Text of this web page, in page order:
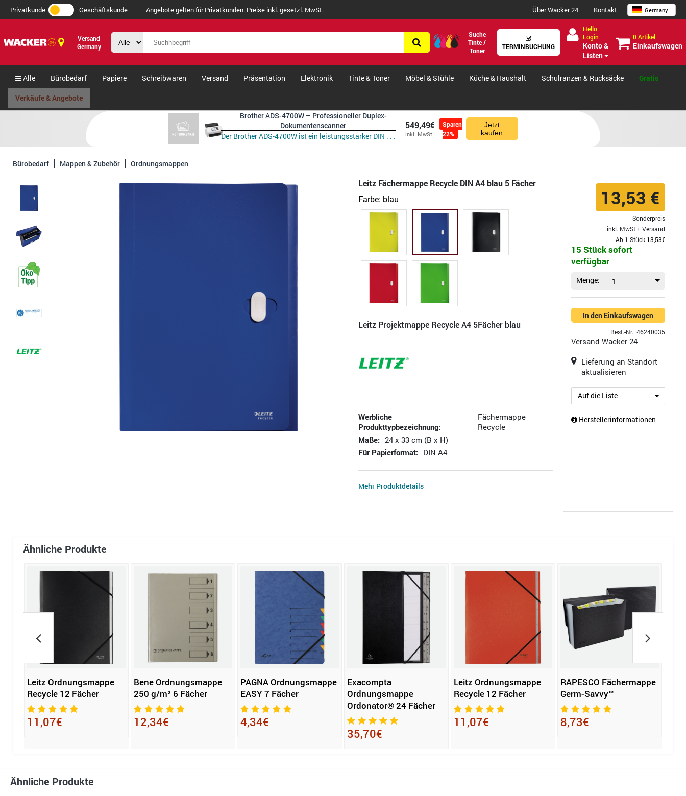
Privatkunde Geschäftskunde Angebote gelten für Privatkunden. Preise inkl. gesetzl. MwSt. Über Wacker 24 Kontakt Germany
Versand
Germany
Suche
Tinte /
Toner
TERMINBUCHUNG
Hello
Login
Konto &
Listen
0 Artikel
Einkaufswagen
Alle Bürobedarf Papiere Schreibwaren Versand Präsentation Elektronik Tinte & Toner Möbel & Stühle Küche & Haushalt Schulranzen & Rucksäcke Gratis
Verkäufe & Angebote
Brother ADS-4700W – Professioneller Duplex-
Dokumentenscanner
Der Brother ADS-4700W ist ein leistungsstarker DIN . . .
549,49€
inkl. MwSt.
Sparen
22%
Jetzt
kaufen
Bürobedarf Mappen & Zubehör Ordnungsmappen
Leitz Fächermappe Recycle DIN A4 blau 5 Fächer
Farbe: blau
Leitz Projektmappe Recycle A4 5Fächer blau
Werbliche
Produkttypbezeichnung:
Fächermappe
Recycle
Maße: 24 x 33 cm (B x H)
Für Papierformat: DIN A4
Mehr Produktdetails
13,53 €
Sonderpreis
inkl. MwSt +Versand
Ab 1 Stück 13,53€
15 Stück sofort
verfügbar
Menge: 1
In den Einkaufswagen
Best.-Nr.: 46240035
Versand Wacker 24
Lieferung an Standort
aktualisieren
Auf die Liste
Herstellerinformationen
Ähnliche Produkte
Leitz Ordnungsmappe
Recycle 12 Fächer
11,07€
Bene Ordnungsmappe
250 g/m² 6 Fächer
12,34€
PAGNA Ordnungsmappe
EASY 7 Fächer
4,34€
Exacompta
Ordnungsmappe
Ordonator® 24 Fächer
35,70€
Leitz Ordnungsmappe
Recycle 12 Fächer
11,07€
RAPESCO Fächermappe
Germ-Savvy™
8,73€
Ähnliche Produkte